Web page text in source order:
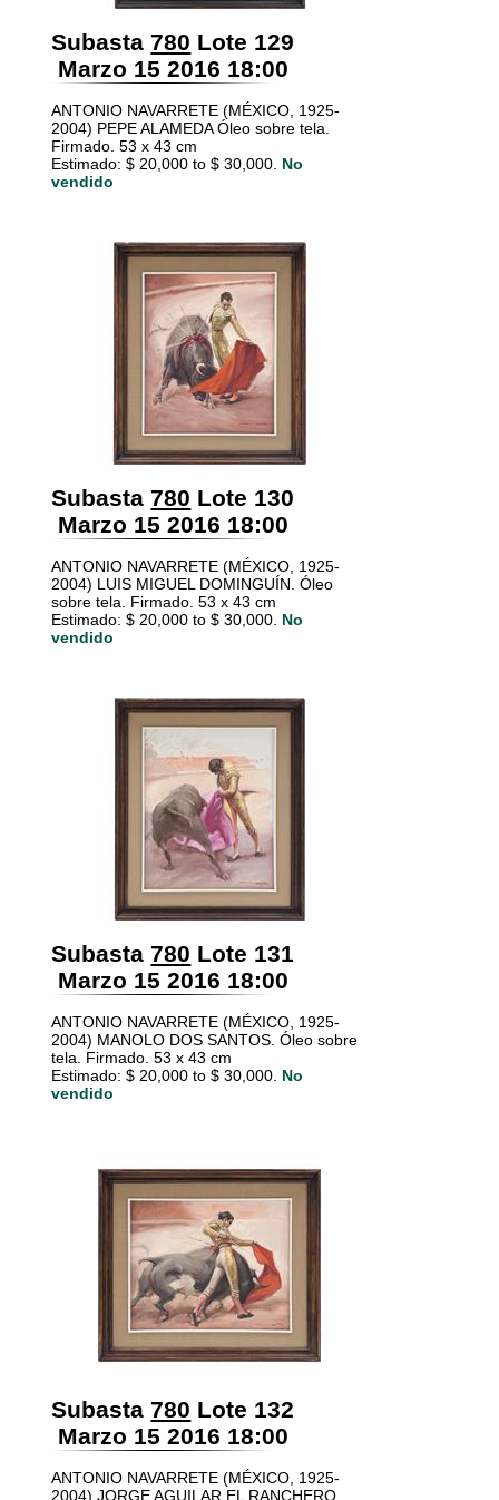
Subasta 780 Lote 129
Marzo 15 2016 18:00
ANTONIO NAVARRETE (MÉXICO, 1925-
2004) PEPE ALAMEDA Óleo sobre tela.
Firmado. 53 x 43 cm
Estimado: $ 20,000 to $ 30,000. No
vendido
Subasta 780 Lote 130
Marzo 15 2016 18:00
ANTONIO NAVARRETE (MÉXICO, 1925-
2004) LUIS MIGUEL DOMINGUÍN. Óleo
sobre tela. Firmado. 53 x 43 cm
Estimado: $ 20,000 to $ 30,000. No
vendido
Subasta 780 Lote 131
Marzo 15 2016 18:00
ANTONIO NAVARRETE (MÉXICO, 1925-
2004) MANOLO DOS SANTOS. Óleo sobre
tela. Firmado. 53 x 43 cm
Estimado: $ 20,000 to $ 30,000. No
vendido
Subasta 780 Lote 132
Marzo 15 2016 18:00
ANTONIO NAVARRETE (MÉXICO, 1925-
2004) JORGE AGUILAR EL RANCHERO.